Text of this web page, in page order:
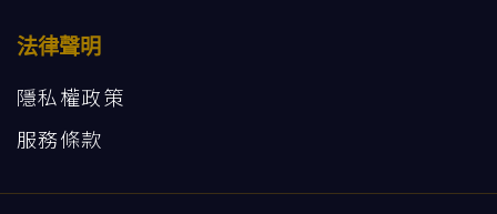
法律聲明
隱私權政策
服務條款